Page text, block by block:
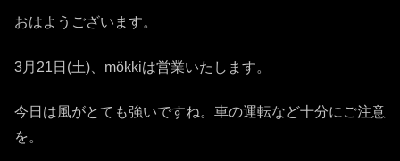
おはようございます。
3月21日(土)、mökkiは営業いたします。
今日は風がとても強いですね。車の運転など十分にご注意
を。